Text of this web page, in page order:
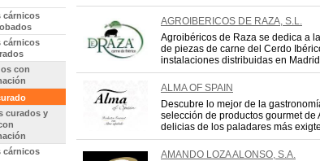
cárnicos
cárnicos
con
curados y
cárnicos
AGROIBERICOS DE RAZA, S.L.
Agroibéricos de Raza se dedica a
de piezas de carne del Cerdo
instalaciones distribuidas en
ALMA OF SPAIN
Descubre lo mejor de la
selección de productos gourmet
delicias de los paladares más
AMANDO LOZA ALONSO, S.A.